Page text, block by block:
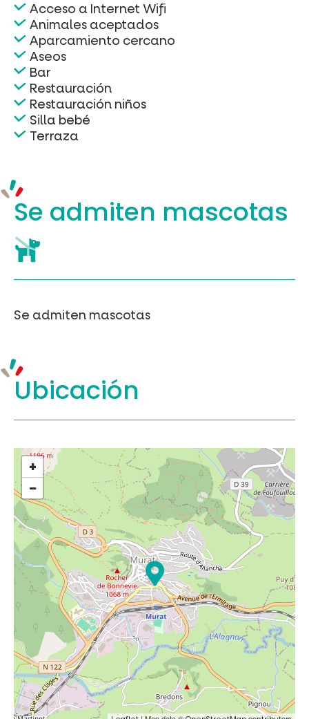
Acceso a Internet Wifi
Animales aceptados
Aparcamiento cercano
Aseos
Bar
Restauración
Restauración niños
Silla bebé
Terraza
Se admiten mascotas
Se admiten mascotas
Ubicación
+
−